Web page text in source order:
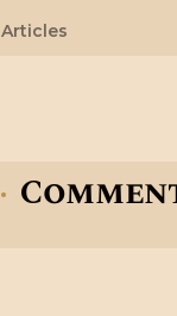
Articles